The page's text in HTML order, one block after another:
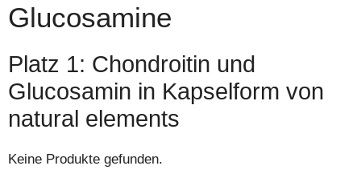
Glucosamine
Platz 1: Chondroitin und
Glucosamin in Kapselform von
natural elements
Keine Produkte gefunden.